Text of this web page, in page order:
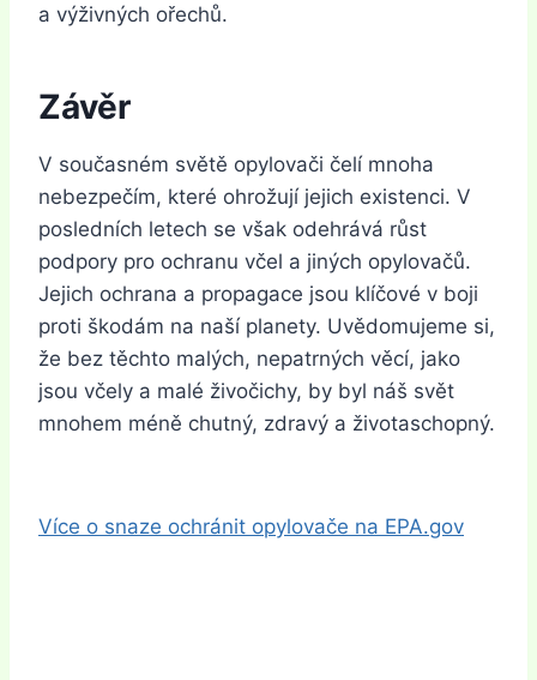
a výživných ořechů.
Závěr
V současném světě opylovači čelí mnoha
nebezpečím, které ohrožují jejich existenci. V
posledních letech se však odehrává růst
podpory pro ochranu včel a jiných opylovačů.
Jejich ochrana a propagace jsou klíčové v boji
proti škodám na naší planety. Uvědomujeme si,
že bez těchto malých, nepatrných věcí, jako
jsou včely a malé živočichy, by byl náš svět
mnohem méně chutný, zdravý a životaschopný.
Více o snaze ochránit opylovače na EPA.gov